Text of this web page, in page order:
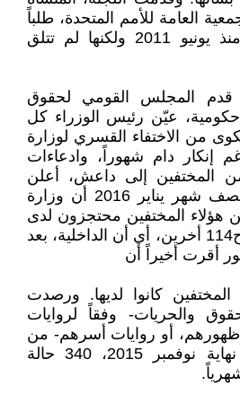
الجمعية العامة للأمم المتحدة، طلباً
رسمياً لزيارة القاهرة منذ يونيو 2011 ولكنها لم تتلق
قدم المجلس القومي لحقوق
عيّن رئيس الوزراء كل
حوالي 191 شكوى من الاختفاء القسري لوزارة
في 2015، ورغم إنكار دام شهوراً، وادعاءات
المختفين إلى داعش، أعلن
رئيس المجلس في منتصف شهر يناير 2016 أن وزارة
أقرت أن 99 من هؤلاء المختفين محتجزون لدى
أجهزتها بينما أُطلق سراح114 أخرين، أي أن الداخلية، بعد
أقرت أخيراً أن
من المختفين كانوا لديها. ورصدت
والحريات- وفقاً لروايات
أو روايات أسرهم- من
بداية أغسطس وحتى نهاية نوفمبر 2015، 340 حالة